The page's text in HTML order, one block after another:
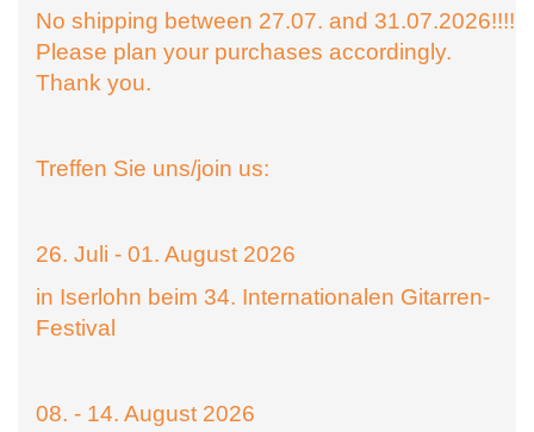
No shipping between 27.07. and 31.07.2026!!!!
Please plan your purchases accordingly.
Thank you.
Treffen Sie uns/join us:
26. Juli - 01. August 2026
in Iserlohn beim 34. Internationalen Gitarren-
Festival
08. - 14. August 2026